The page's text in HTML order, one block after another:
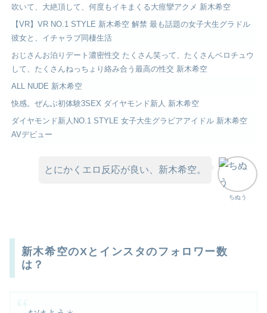
吹いて、大絶頂して、何度もイキまくる大痙攣アクメ 新木希空
【VR】VR NO.1 STYLE 新木希空 解禁 最も話題の女子大生グラドル
彼女と、イチャラブ同棲生活
おじさんお泊りデート濃密性交 たくさん笑って、たくさんベロチュウ
して、たくさんねっちょり絡み合う最高の性交 新木希空
ALL NUDE 新木希空
快感。ぜんぶ初体験3SEX ダイヤモンド新人 新木希空
ダイヤモンド新人NO.1 STYLE 女子大生グラビアアイドル 新木希空
AVデビュー
ちぬう
とにかくエロ反応が良い、新木希空。
新木希空のXとインスタのフォロワー数
は？